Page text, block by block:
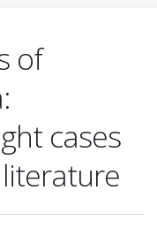
of
cases